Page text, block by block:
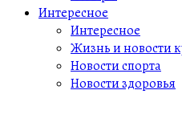
Интересное
Интересное
Жизнь и новости
Новости спорта
Новости здоровья